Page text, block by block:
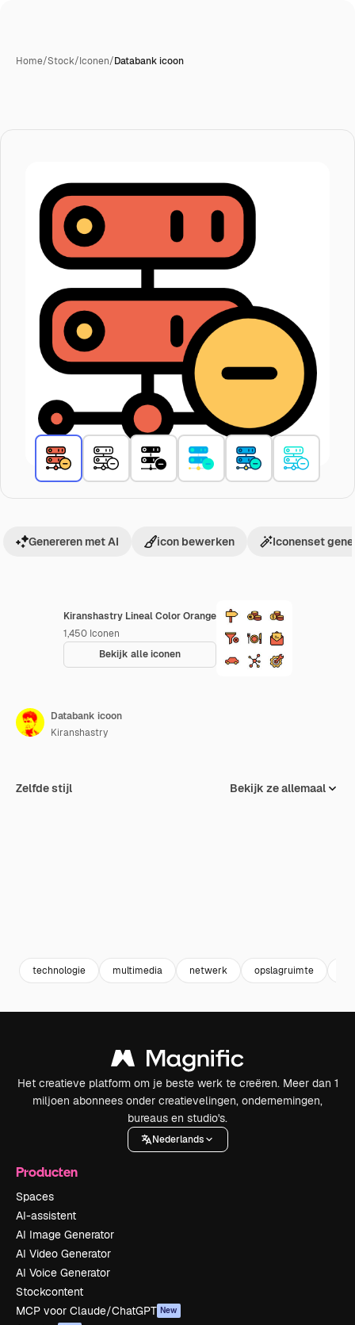
Home/Stock/Iconen/Databank icoon
Kiranshastry Lineal Color Orange
1,450 Iconen
Bekijk alle iconen
Genereren met AI icon bewerken Iconenset
Databank icoon
Kiranshastry
Zelfde stijl Bekijk ze allemaal
technologie multimedia netwerk opslagruimte
Het creatieve platform om je beste werk te creëren. Meer dan 1
miljoen abonnees onder creatievelingen, ondernemingen,
bureaus en studio's.
Nederlands
Producten
Spaces
AI-assistent
AI Image Generator
AI Video Generator
AI Voice Generator
Stockcontent
MCP voor Claude/ChatGPT New